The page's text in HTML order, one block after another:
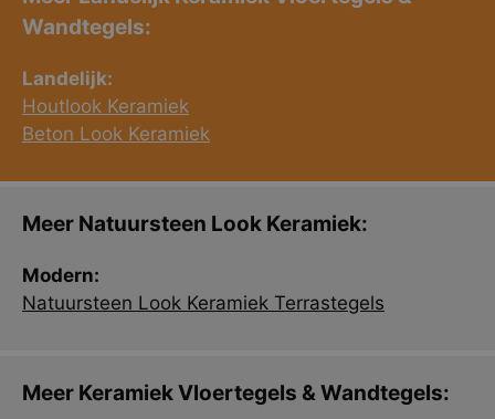
Wandtegels:
Landelijk:
Houtlook Keramiek
Beton Look Keramiek
Meer Natuursteen Look Keramiek:
Modern:
Natuursteen Look Keramiek Terrastegels
Meer Keramiek Vloertegels & Wandtegels: